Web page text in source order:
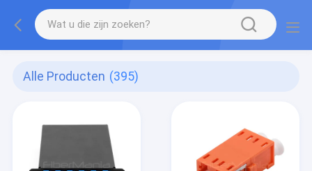
Alle Producten (395)